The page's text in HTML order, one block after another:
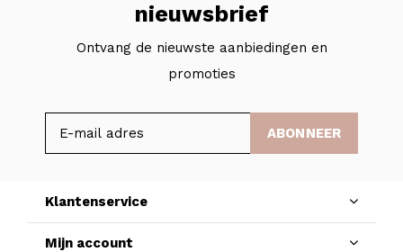
nieuwsbrief
Ontvang de nieuwste aanbiedingen en
promoties
ABONNEER
Klantenservice
Mijn account